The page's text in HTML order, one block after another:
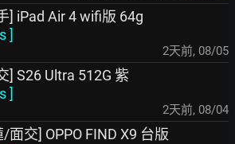
] iPad Air 4 wifi版 64g
]
2天前, 08/05
] S26 Ultra 512G 紫
]
2天前, 08/04
面交] OPPO FIND X9 台版